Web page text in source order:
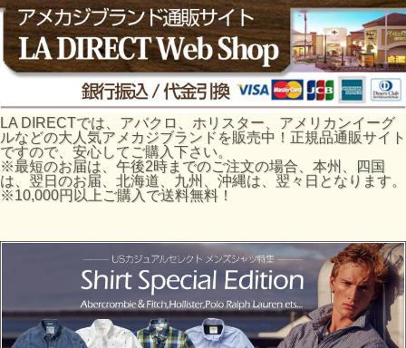
LA DIRECTでは、アバクロ、ホリスター、アメリカンイーグ
ルなどの大人気アメカジブランドを販売中！正規品通販サイト
ですので、安心してご購入下さい。
※最短のお届は、午後2時までのご注文の場合、本州、四国
は、翌日のお届、北海道、九州、沖縄は、翌々日となります。
※10,000円以上ご購入で送料無料！